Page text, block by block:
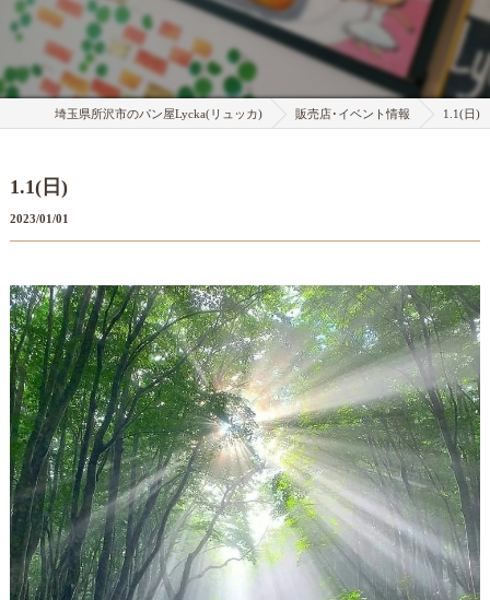
埼玉県所沢市のパン屋Lycka(リュッカ) 販売店･イベント情報 1.1(日)
1.1(日)
2023/01/01